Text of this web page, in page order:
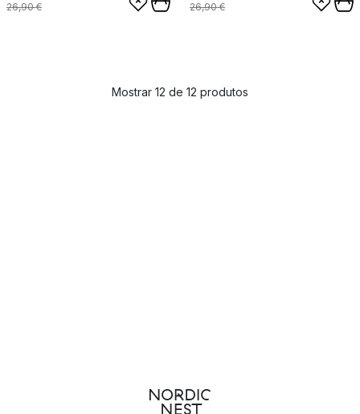
26,90 € 26,90 €
Mostrar 12 de 12 produtos